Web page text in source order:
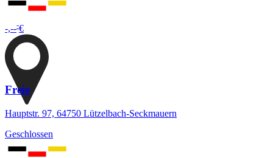
-,---€
Freie
Hauptstr. 97, 64750 Lützelbach-Seckmauern
Geschlossen